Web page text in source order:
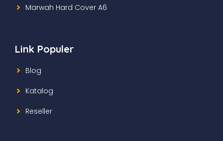
Marwah Hard Cover A6
Link Populer
Blog
Katalog
Reseller